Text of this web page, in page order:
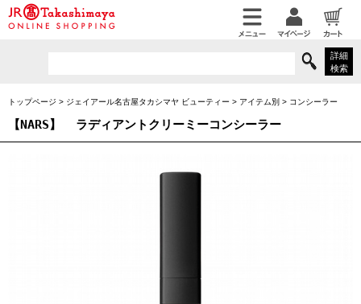
詳細
検索
トップページ > ジェイアール名古屋タカシマヤ ビューティー > アイテム別 > コンシーラー
【NARS】 ラディアントクリーミーコンシーラー